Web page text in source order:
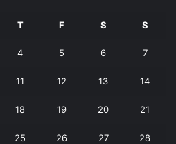
T F S S
4 5 6 7
11 12 13 14
18 19 20 21
25 26 27 28